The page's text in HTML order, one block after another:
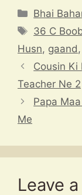
at
s
A
p
p
Bhai
Tags
36 C
Husn, gaand ,
Cousin Ki
Teacher Ne 2
Papa
Me
Leave